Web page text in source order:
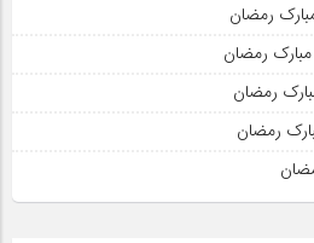
رمضان
رمضان
رمضان
رمضان